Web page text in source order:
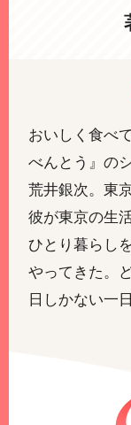
おいしく食べ
べんとう』の
荒井銀次。東
彼が東京の生
ひとり暮らし
やってきた。
日しかない一